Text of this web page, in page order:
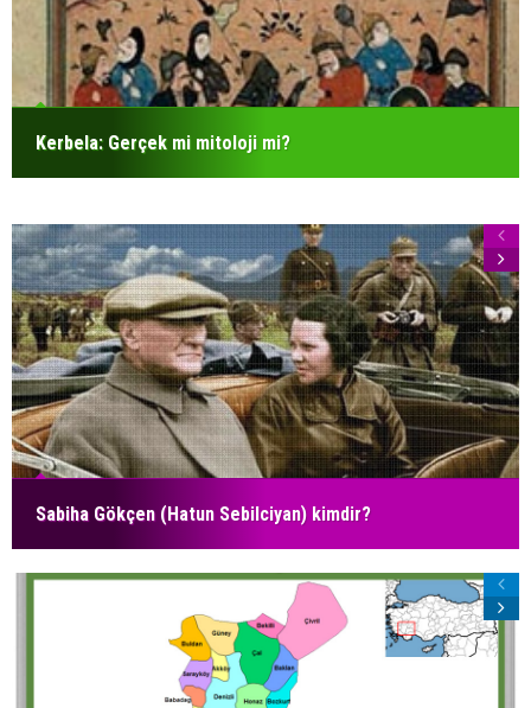
Kerbela: Gerçek mi mitoloji mi?
Sabiha Gökçen (Hatun Sebilciyan) kimdir?